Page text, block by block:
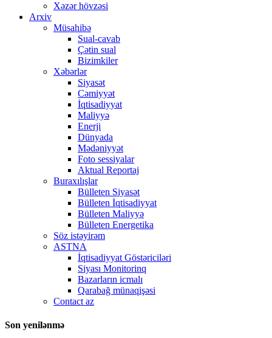
Xəzər hövzəsi
Arxiv
Müsahibə
Sual-cavab
Çətin sual
Bizimkiler
Xəbərlər
Siyasət
Cəmiyyət
İqtisadiyyat
Maliyyə
Enerji
Dünyada
Mədəniyyət
Foto sessiyalar
Aktual Reportaj
Buraxılışlar
Bülleten Siyasət
Bülleten İqtisadiyyat
Bülleten Maliyyə
Bülleten Energetika
Söz istəyirəm
ASTNA
İqtisadiyyat Göstəriciləri
Siyası Monitorinq
Bazarların icmalı
Qarabağ münaqişəsi
Contact az
Son yenilənmə